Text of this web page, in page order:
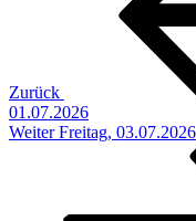
Zurück
01.07.2026
Nächster
Weiter Freitag, 03.07.2026